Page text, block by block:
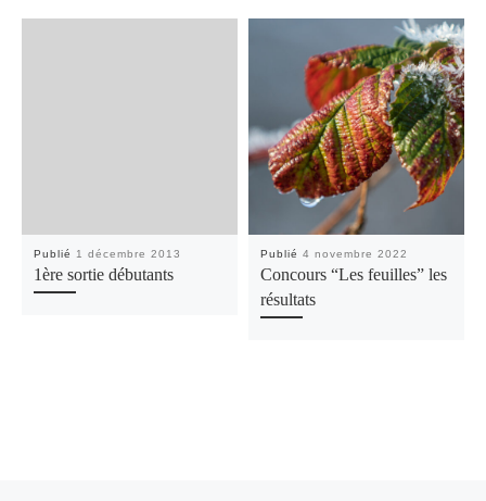
Publié 1 décembre 2013
1ère sortie débutants
Publié4 novembre 2022
Concours “Les feuilles” les
résultats